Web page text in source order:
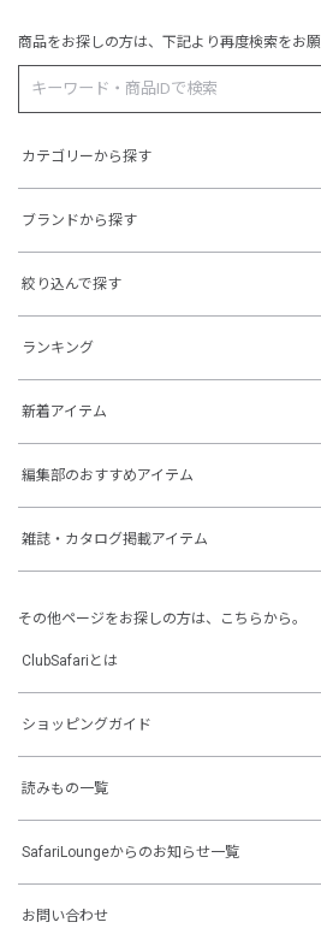
商品をお探しの方は、下記より再度検索をお願
カテゴリーから探す
ブランドから探す
絞り込んで探す
ランキング
新着アイテム
編集部のおすすめアイテム
雑誌・カタログ掲載アイテム
その他ページをお探しの方は、こちらから。
ClubSafariとは
ショッピングガイド
読みもの一覧
SafariLoungeからのお知らせ一覧
お問い合わせ